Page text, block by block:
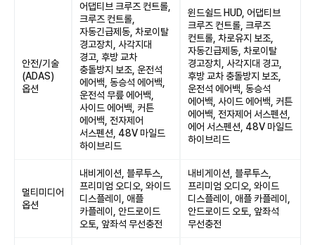
안전/기술
(ADAS)
옵션
어댑티브 크루즈 컨트롤,
크루즈 컨트롤,
자동긴급제동, 차로이탈
경고장치, 사각지대
경고, 후방 교차
충돌방지 보조, 운전석
에어백, 동승석 에어백,
운전석 무릎 에어백,
사이드 에어백, 커튼
에어백, 전자제어
서스펜션, 48V 마일드
하이브리드
윈드쉴드 HUD, 어댑티브
크루즈 컨트롤, 크루즈
컨트롤, 차로유지 보조,
자동긴급제동, 차로이탈
경고장치, 사각지대 경고,
후방 교차 충돌방지 보조,
운전석 에어백, 동승석
에어백, 사이드 에어백, 커튼
에어백, 전자제어 서스펜션,
에어 서스펜션, 48V 마일드
하이브리드
멀티미디어
옵션
내비게이션, 블루투스,
프리미엄 오디오, 와이드
디스플레이, 애플
카플레이, 안드로이드
오토, 앞좌석 무선충전
내비게이션, 블루투스,
프리미엄 오디오, 와이드
디스플레이, 애플 카플레이,
안드로이드 오토, 앞좌석
무선충전